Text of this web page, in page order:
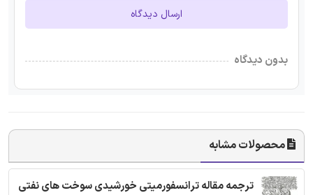
ارسال دیدگاه
بدون دیدگاه
محصولات مشابه
ترجمه مقاله ترانسفورمیتی خورشیدی سوخت های نفتی